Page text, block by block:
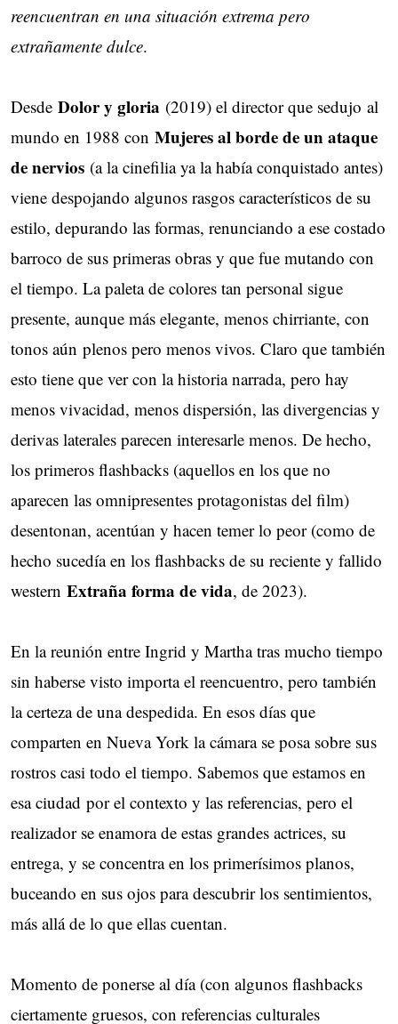
reencuentran en una situación extrema pero
extrañamente dulce.
Desde Dolor y gloria (2019) el director que sedujo al
mundo en 1988 con Mujeres al borde de un ataque
de nervios (a la cinefilia ya la había conquistado antes)
viene despojando algunos rasgos característicos de su
estilo, depurando las formas, renunciando a ese costado
barroco de sus primeras obras y que fue mutando con
el tiempo. La paleta de colores tan personal sigue
presente, aunque más elegante, menos chirriante, con
tonos aún plenos pero menos vivos. Claro que también
esto tiene que ver con la historia narrada, pero hay
menos vivacidad, menos dispersión, las divergencias y
derivas laterales parecen interesarle menos. De hecho,
los primeros flashbacks (aquellos en los que no
aparecen las omnipresentes protagonistas del film)
desentonan, acentúan y hacen temer lo peor (como de
hecho sucedía en los flashbacks de su reciente y fallido
western Extraña forma de vida, de 2023).
En la reunión entre Ingrid y Martha tras mucho tiempo
sin haberse visto importa el reencuentro, pero también
la certeza de una despedida. En esos días que
comparten en Nueva York la cámara se posa sobre sus
rostros casi todo el tiempo. Sabemos que estamos en
esa ciudad por el contexto y las referencias, pero el
realizador se enamora de estas grandes actrices, su
entrega, y se concentra en los primerísimos planos,
buceando en sus ojos para descubrir los sentimientos,
más allá de lo que ellas cuentan.
Momento de ponerse al día (con algunos flashbacks
ciertamente gruesos, con referencias culturales